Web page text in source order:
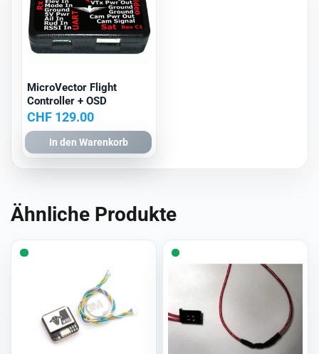
MicroVector Flight
Controller + OSD
CHF 129.00
In den Warenkorb
Ähnliche Produkte